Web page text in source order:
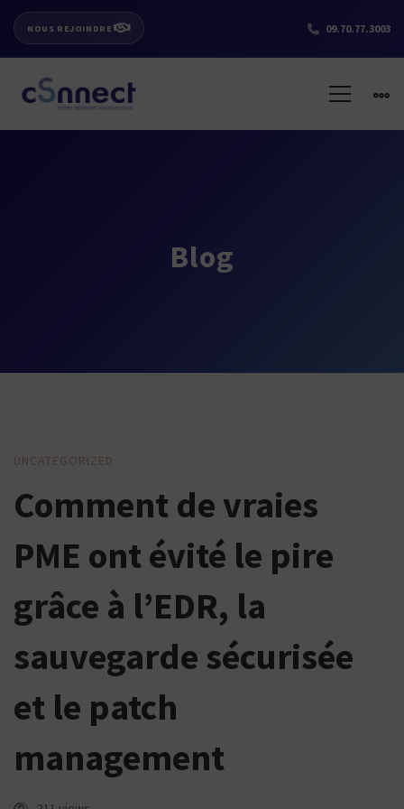
NOUS REJOINDRE 09.70.77.3003
Blog
Comment
de
PME
ont
évité
le
pire
grâce
à
UNCATEGORIZED
Comment de vraies
PME ont évité le pire
grâce à l’EDR, la
sauvegarde sécurisée
et le patch
management